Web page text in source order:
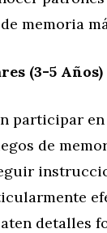
memoria
(3-5 Años)
participar
de
detalles